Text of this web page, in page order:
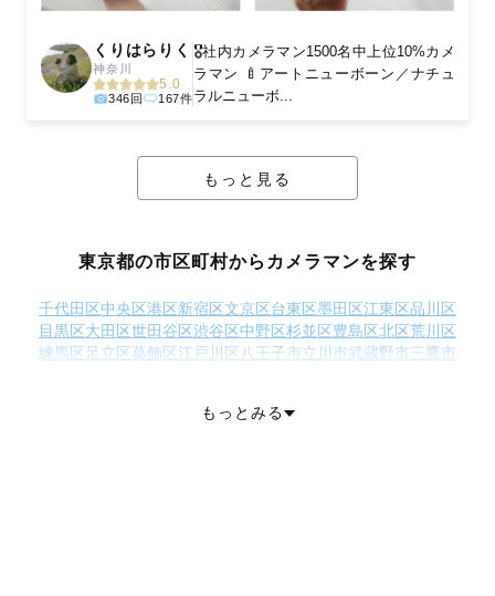
くりはらりく
神奈川
5.0
346回 167件
🎖️社内カメラマン1500名中上位10%カメ
ラマン 🍼アートニューボーン／ナチュ
ラルニューボ...
もっと見る
東京都の市区町村からカメラマンを探す
千代田区中央区港区新宿区文京区台東区墨田区江東区品川区
目黒区大田区世田谷区渋谷区中野区杉並区豊島区北区荒川区
練馬区足立区葛飾区江戸川区八王子市立川市武蔵野市三鷹市
多摩市 稲城市羽村市
もっとみる